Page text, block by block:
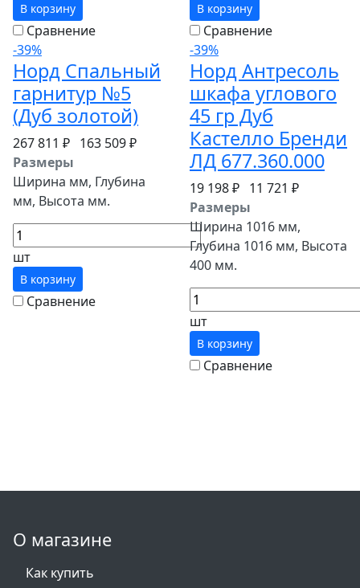
В корзину
Сравнение
В корзину
Сравнение
-39%
Норд Спальный
гарнитур №5
(Дуб золотой)
267 811 ₽ 163 509 ₽
Размеры
Ширина мм, Глубина
мм, Высота мм.
шт
В корзину
Сравнение
-39%
Норд Антресоль
шкафа углового
45 гр Дуб
Кастелло Бренди
ЛД 677.360.000
19 198 ₽ 11 721 ₽
Размеры
Ширина 1016 мм,
Глубина 1016 мм, Высота
400 мм.
шт
В корзину
Сравнение
О магазине
Как купить